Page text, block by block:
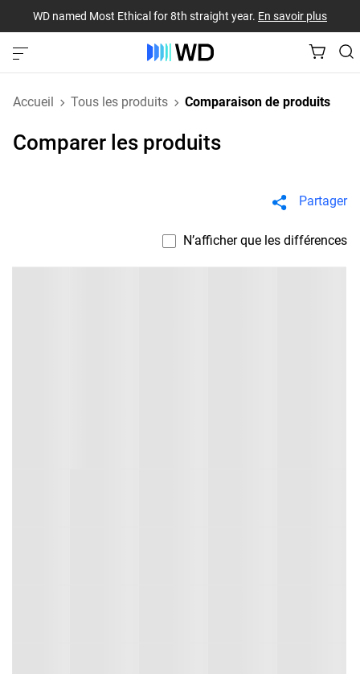
WD named Most Ethical for 8th straight year. En savoir plus
Accueil Tous les produits Comparaison de produits
Comparer les produits
Partager
N’afficher que les différences